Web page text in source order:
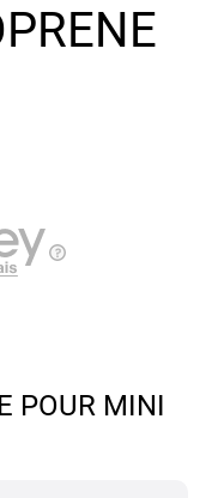
POUR MINI